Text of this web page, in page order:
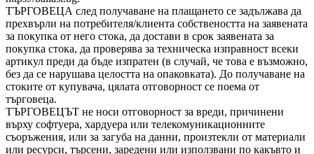
ТЪРГОВЕЦА след получаване на плащането се задължава да
прехвърли на потребителя/клиента собствеността на заявената
за покупка от него стока, да достави в срок заявената за
покупка стока, да проверява за техническа изправност всеки
артикул преди да бъде изпратен (в случай, че това е възможно,
без да се нарушава целостта на опаковката). До получаване на
стоките от купувача, цялата отговорност се поема от
търговеца.
ТЪРГОВЕЦЪТ не носи отговорност за вреди, причинени
върху софтуера, хардуера или телекомуникационните
съоръжения, или за загуба на данни, произтекли от материали
или ресурси, търсени, заредени или използвани по какъвто и